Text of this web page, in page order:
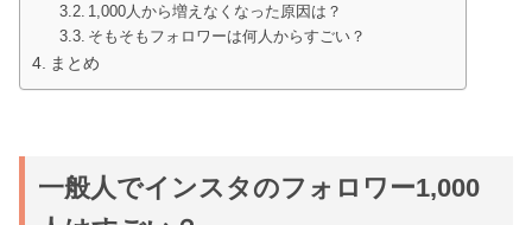
1,000人から増えなくなった原因は？
そもそもフォロワーは何人からすごい？
まとめ
一般人でインスタのフォロワー1,000